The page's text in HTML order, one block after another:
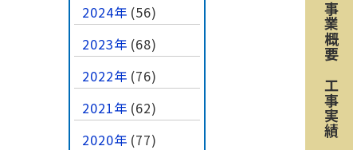
事業概要
工事実績
2024年 (56)
2023年 (68)
2022年 (76)
2021年 (62)
2020年 (77)